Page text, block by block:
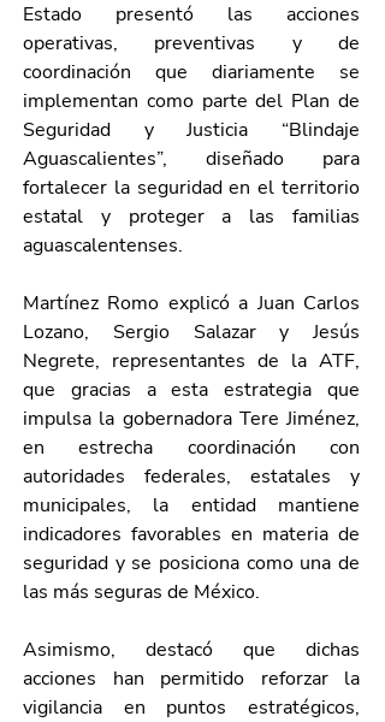
Estado presentó las acciones
operativas, preventivas y de
coordinación que diariamente se
implementan como parte del Plan de
Seguridad y Justicia “Blindaje
Aguascalientes”, diseñado para
fortalecer la seguridad en el territorio
estatal y proteger a las familias
aguascalentenses.
Martínez Romo explicó a Juan Carlos
Lozano, Sergio Salazar y Jesús
Negrete, representantes de la ATF,
que gracias a esta estrategia que
impulsa la gobernadora Tere Jiménez,
en estrecha coordinación con
autoridades federales, estatales y
municipales, la entidad mantiene
indicadores favorables en materia de
seguridad y se posiciona como una de
las más seguras de México.
Asimismo, destacó que dichas
acciones han permitido reforzar la
vigilancia en puntos estratégicos,